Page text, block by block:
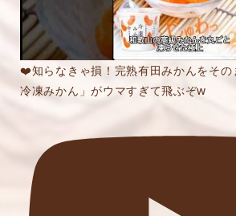
❤️知らなきゃ損！完熟有田みかんをその
冷凍みかん」がウマすぎて飛ぶぞw